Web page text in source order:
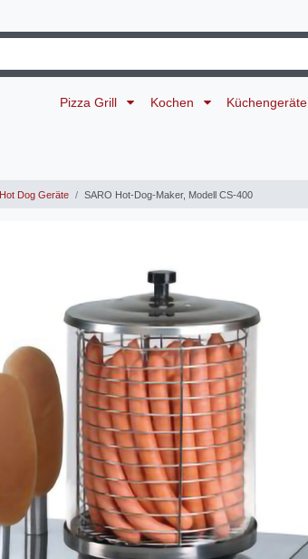
Pizza Grill Kochen Küchengeräte
Hot Dog Geräte SARO Hot-Dog-Maker, Modell CS-400